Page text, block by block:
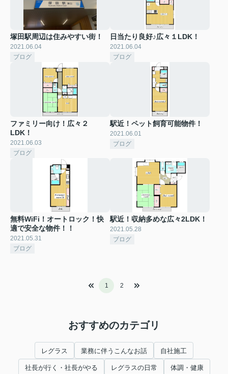
塚田駅周辺は住みやすい街！
2021.06.04
ブログ
日当たり良好♪広々１LDK！
2021.06.04
ブログ
ファミリー向け！広々２
LDK！
2021.06.03
ブログ
駅近！ペット飼育可能物件！
2021.06.01
ブログ
無料WiFi！オートロック！快
適で安全な物件！！
2021.05.31
ブログ
駅近！収納多めな広々2LDK！
2021.05.28
ブログ
1 2
おすすめのカテゴリ
レグラス 業務に伴うこんなお話 自社施工
社長が行く・社長がやる レグラスの日常 体調・健康